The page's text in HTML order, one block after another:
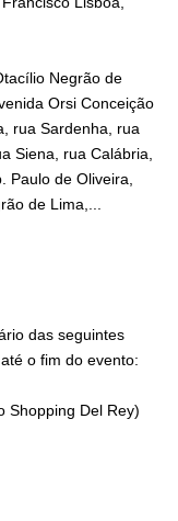
Negrão de
Orsi Conceição
rua Sardenha, rua
Siena, rua Calábria,
Paulo de Oliveira,
de Lima,...
das seguintes
o fim do evento:
Shopping Del Rey)